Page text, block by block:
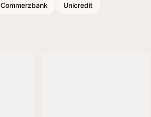
Commerzbank Unicredit